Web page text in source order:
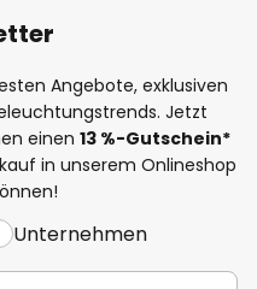
Angebote, exklusiven
Jetzt
einen 13 %-Gutschein*
in unserem Onlineshop
Unternehmen